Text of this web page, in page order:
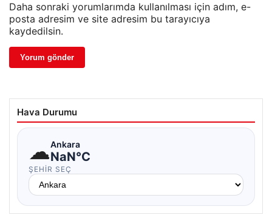
Daha sonraki yorumlarımda kullanılması için adım, e-
posta adresim ve site adresim bu tarayıcıya
kaydedilsin.
Hava Durumu
☁Ankara
NaN°C
ŞEHIR SEÇ